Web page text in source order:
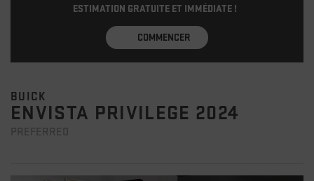
ESTIMATION GRATUITE ET IMMÉDIATE !
COMMENCER
BUICK
ENVISTA PRIVILEGE 2024
PREFERRED